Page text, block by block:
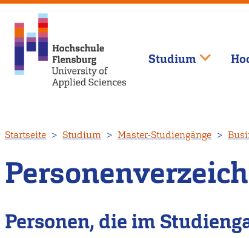
zum
Inhalt
Studium
Startseite Studium Master-Studiengänge
Personen, die im